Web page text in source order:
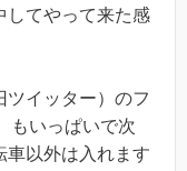
してやって来た感
ツイッター）のフ
もいっぱいで次
車以外は入れます